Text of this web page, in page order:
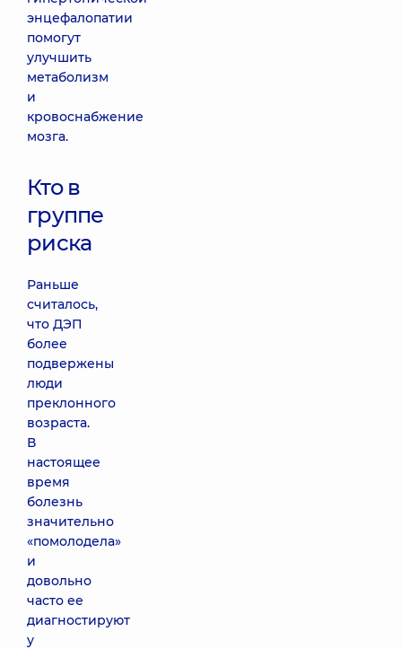
энцефалопатии
помогут
улучшить
метаболизм
и
кровоснабжение
мозга.
Кто в
группе
риска
Раньше
считалось,
что ДЭП
более
подвержены
люди
преклонного
возраста.
В
настоящее
время
болезнь
значительно
«помолодела»
и
довольно
часто ее
диагностируют
у